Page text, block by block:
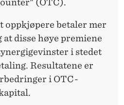
(OTC).
betaler mer
at disse høye premiene
i stedet
Resultatene er
i OTC-